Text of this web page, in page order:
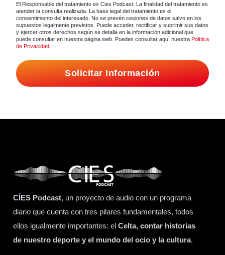
El Responsable del tratamiento es Cies Podcast. La finalidad del tratamiento es
atender la consulta realizada. La base legal del tratamiento es el
consentimiento del interesado. No se prevén cesiones de datos salvo en los
supuestos legalmente previstos. Puede acceder, rectificar y suprimir sus datos
y ejercer otros derechos según se detalla en la información adicional que
puede consultar en nuestra página web. Puedes consultar aquí nuestra Política
de Privacidad
Solicitar Información
CÍES Podcast, un proyecto de audio con un programa
diario que cuenta con tres pilares fundamentales, todos
ellos igualmente importantes: el Celta, contar historias
de nuestro deporte y el mundo del ocio y la cultura.